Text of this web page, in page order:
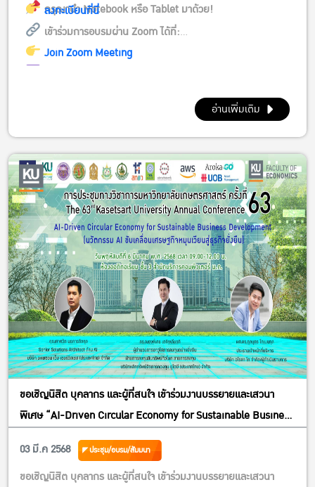
กรุณานำ Notebook หรือ Tablet มาด้วย!
ลงทะเบียนที่นี่
เข้าร่วมการอบรมผ่าน Zoom ได้ที่:
Join Zoom Meeting
ยกระดับงานวิจัยของคุณ ด้วยพลังของ AI!อ่านเพิ่มเติม
ขอเชิญนิสิต บุคลากร และผู้ที่สนใจ เข้าร่วมงานบรรยายและเสวนา
พิเศษ “AI-Driven Circular Economy for Sustainable Business
Development” เศรษฐกิจหมุนเวียนขับเคลื่อนด้วย AI: ทางเลือกใหม่
สู่ธุรกิจที่ยั่งยืน
03 มี.ค 2568 ประชุม/อบรม/สัมมนา
ขอเชิญนิสิต บุคลากร และผู้ที่สนใจ เข้าร่วมงานบรรยายและเสวนา